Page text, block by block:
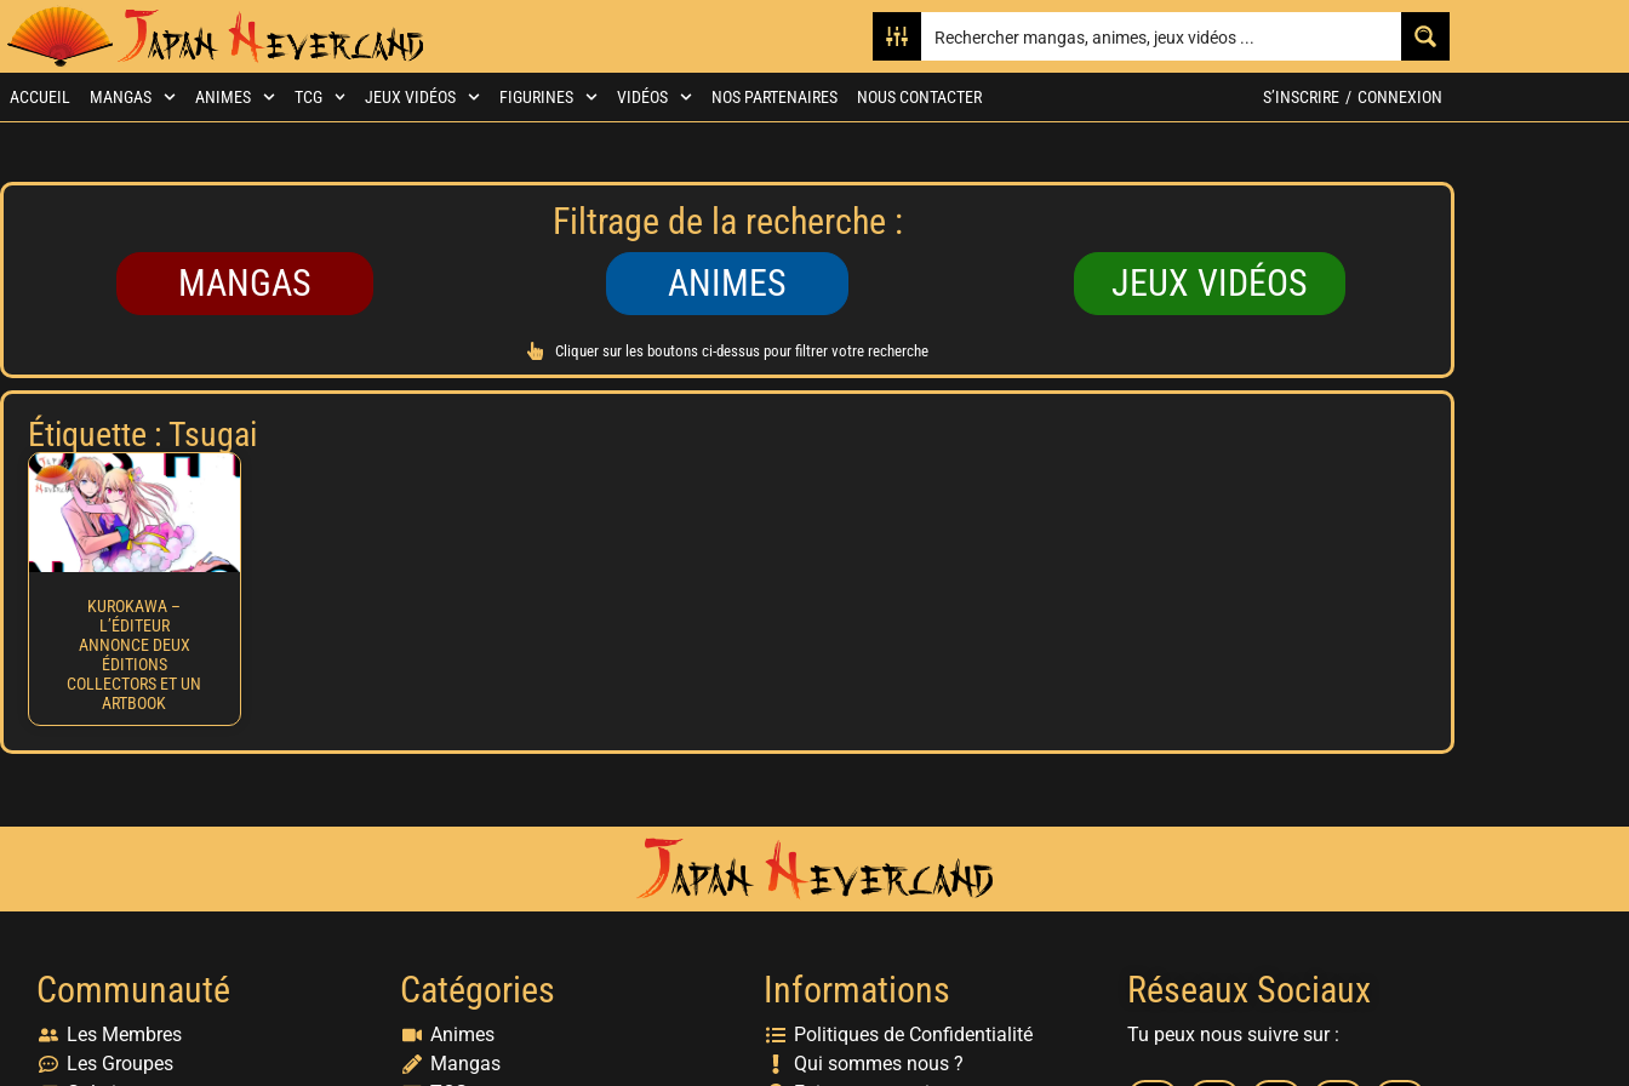
ACCUEIL MANGAS ANIMES TCG JEUX VIDÉOS FIGURINES VIDÉOS NOS PARTENAIRES NOUS CONTACTER S’INSCRIRE / CONNEXION
Filtrage de la recherche :
MANGAS
ANIMES JEUX VIDÉOS
Cliquer sur les boutons ci-dessus pour filtrer votre recherche
Étiquette : Tsugai
KUROKAWA –
L’ÉDITEUR
ANNONCE DEUX
ÉDITIONS
COLLECTORS ET UN
ARTBOOK
Communauté
Les Membres
Les Groupes
Catégories
Animes
Mangas
Informations
Politiques de Confidentialité
Qui sommes nous ?
Réseaux Sociaux
Tu peux nous suivre sur :